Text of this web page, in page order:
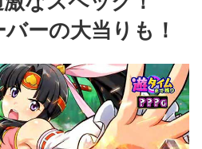
ーの大当りも！